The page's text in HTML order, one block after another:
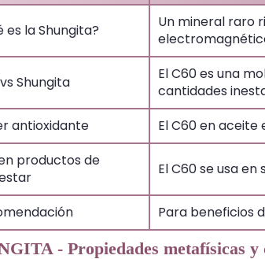
es la Shungita?
Un mineral raro
Shungita
El C60 es una
cantidades
antioxidante
El C60 en
productos de
El C60 se usa
Para beneficios
- Propiedades metafísicas y